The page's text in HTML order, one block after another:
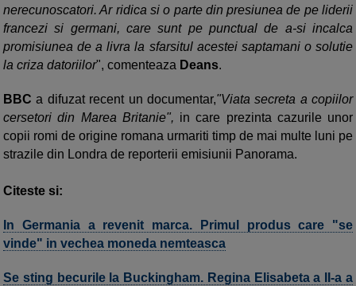
nerecunoscatori. Ar ridica si o parte din presiunea de pe liderii
francezi si germani, care sunt pe punctual de a-si incalca
promisiunea de a livra la sfarsitul acestei saptamani o solutie
la criza datoriilor", comenteaza Deans.
BBC a difuzat recent un documentar,"Viata secreta a copiilor
cersetori din Marea Britanie", in care prezinta cazurile unor
copii romi de origine romana urmariti timp de mai multe luni pe
strazile din Londra de reporterii emisiunii Panorama.
Citeste si:
In Germania a revenit marca. Primul produs care "se
vinde" in vechea moneda nemteasca
Se sting becurile la Buckingham. Regina Elisabeta a II-a a